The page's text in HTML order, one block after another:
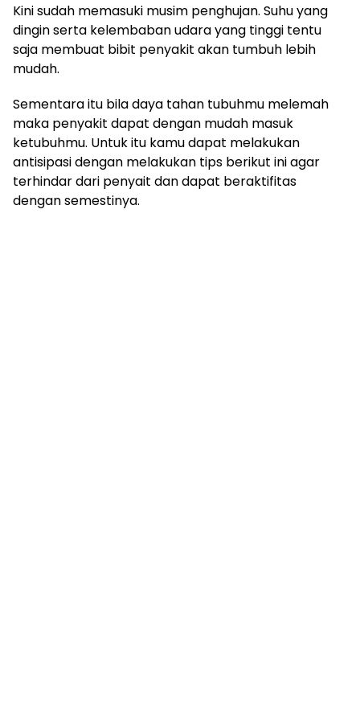
Kini sudah memasuki musim penghujan. Suhu yang
dingin serta kelembaban udara yang tinggi tentu
saja membuat bibit penyakit akan tumbuh lebih
mudah.
Sementara itu bila daya tahan tubuhmu melemah
maka penyakit dapat dengan mudah masuk
ketubuhmu. Untuk itu kamu dapat melakukan
antisipasi dengan melakukan tips berikut ini agar
terhindar dari penyait dan dapat beraktifitas
dengan semestinya.